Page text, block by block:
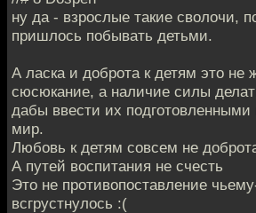
ну да - взрослые такие сволочи,
пришлось побывать детьми.
А ласка и доброта к детям это не
сюсюкание, а наличие силы
дабы ввести их подготовленными
мир.
Любовь к детям совсем не
А путей воспитания не счесть
Это не противопоставление
всгрустнулось :(